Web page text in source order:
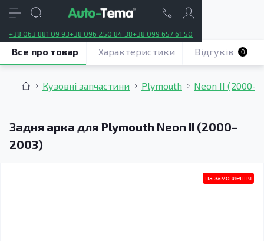
+38 063 881 09 93+38 096 250 84 38+38 099 657 61 50
Кузовні запчастини Plymouth Neon II
Задня арка для Plymouth Neon II (2000–
2003)
Все про товар Характеристики Відгуків 0
на замовлення